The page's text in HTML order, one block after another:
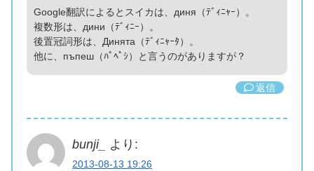
Google翻訳によるとスイカは、диня（ﾃﾞｨﾆｬｰ）
。
複数形は、дини（ﾃﾞｨﾆｰ）
。
後置冠詞形は、Динята（ﾃﾞｨﾆｬｰﾀ）
。
他に、пъпеш（ﾊﾟﾍﾟｼ）と言うのがありますが？
返信
bunji_ より:
2013-08-13 19:26